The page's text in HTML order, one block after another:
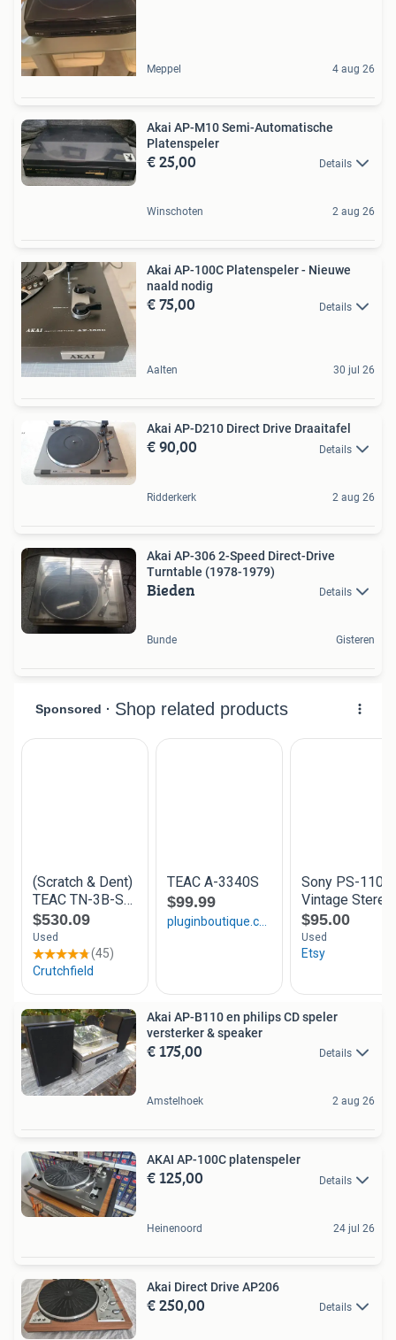
Meppel 4 aug 26
Akai AP-M10 Semi-Automatische
Platenspeler
€ 25,00 Details
Winschoten 2 aug 26
Akai AP-100C Platenspeler - Nieuwe
naald nodig
€ 75,00 Details
Aalten 30 jul 26
Akai AP-D210 Direct Drive Draaitafel
€ 90,00 Details
Ridderkerk 2 aug 26
Akai AP-306 2-Speed Direct-Drive
Turntable (1978-1979)
Bieden Details
Bunde Gisteren
Akai AP-B110 en philips CD speler
versterker & speaker
€ 175,00 Details
Amstelhoek 2 aug 26
AKAI AP-100C platenspeler
€ 125,00 Details
Heinenoord 24 jul 26
Akai Direct Drive AP206
€ 250,00 Details